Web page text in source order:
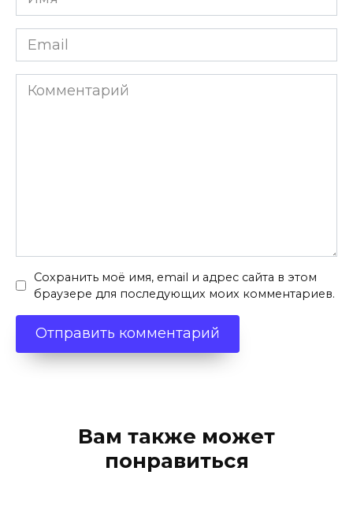
*
Email
*
Комментарий
Сохранить моё имя, email и адрес сайта в этом
браузере для последующих моих комментариев.
Вам также может
понравиться